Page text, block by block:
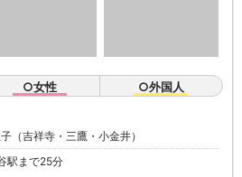
○女性 ○外国人
（吉祥寺・三鷹・小金井）
駅まで25分